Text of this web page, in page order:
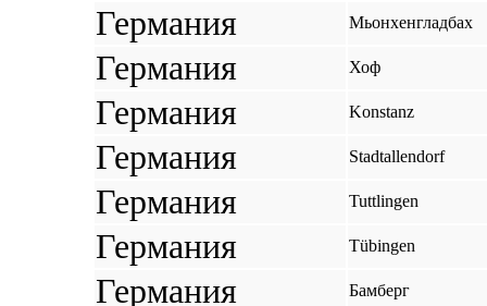
Германия Мьонхенгладбах
Германия Хоф
Германия Konstanz
Германия Stadtallendorf
Германия Tuttlingen
Германия Tübingen
Германия Бамберг